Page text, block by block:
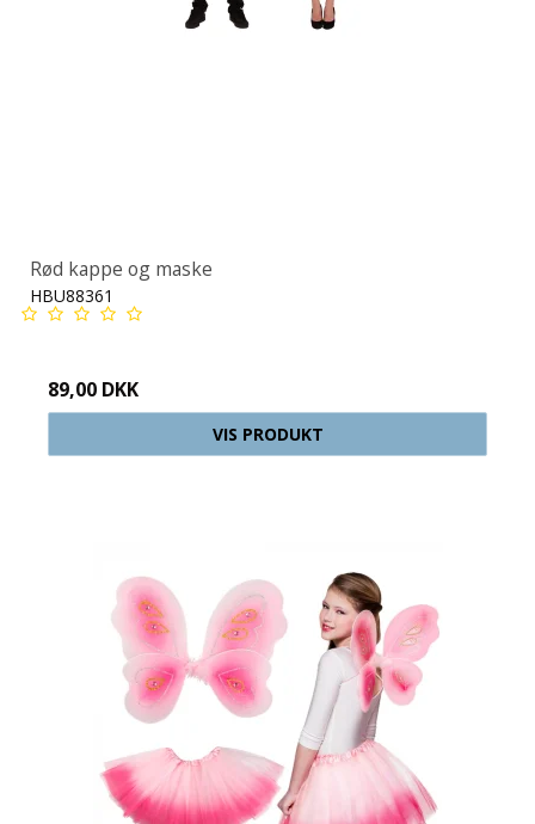
Rød kappe og maske
HBU88361
89,00 DKK
VIS PRODUKT